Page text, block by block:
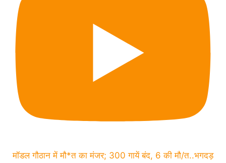
मॉडल गौठान में मौ*त का मंजर; 300 गायें बंद, 6 की मौ/त..भगदड़